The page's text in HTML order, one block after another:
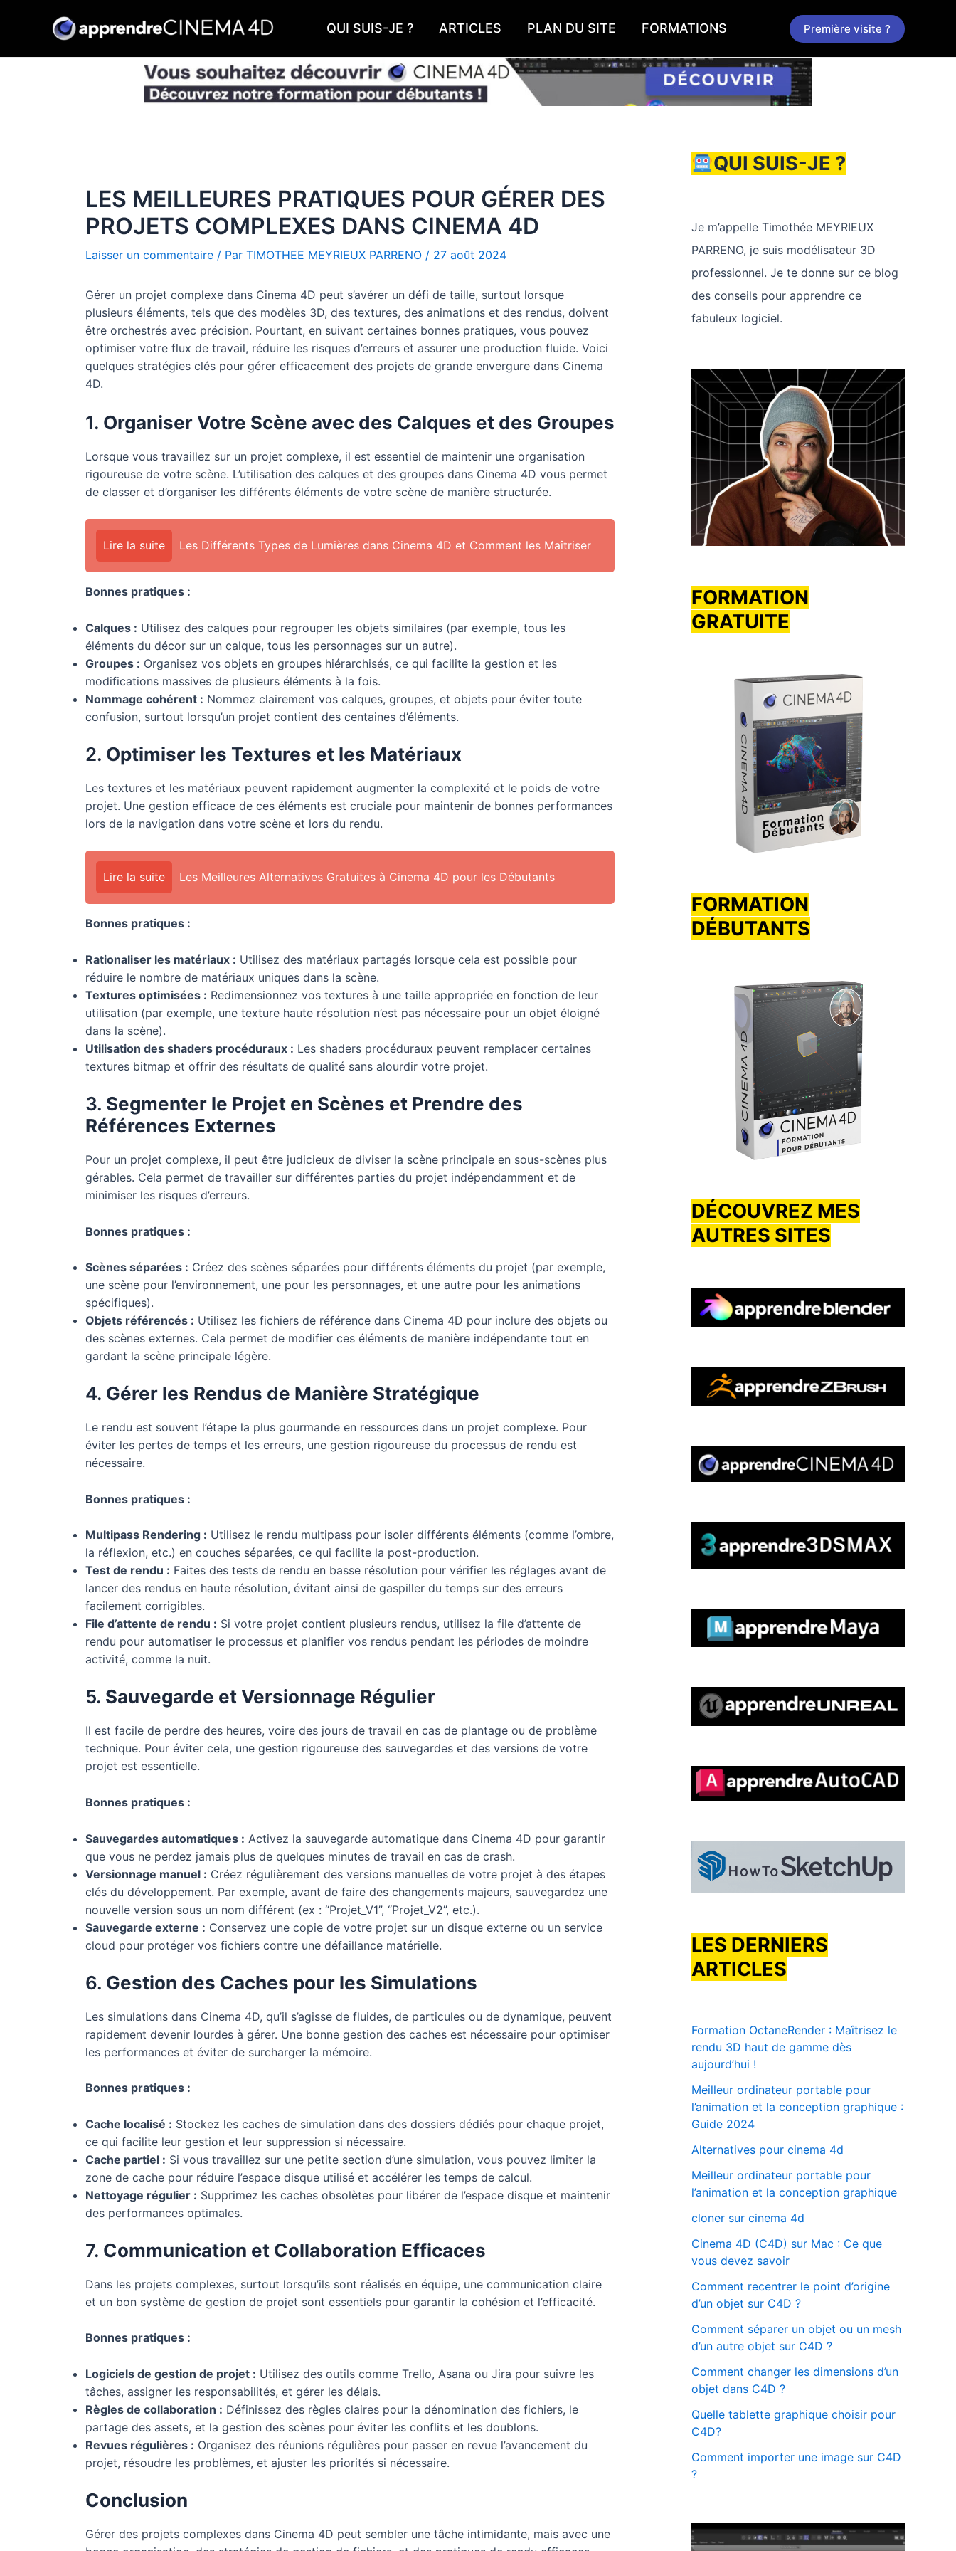
QUI SUIS-JE ? ARTICLES PLAN DU SITE FORMATIONS Première visite ?
LES MEILLEURES PRATIQUES POUR GÉRER DES
PROJETS COMPLEXES DANS CINEMA 4D
Laisser un commentaire / Par TIMOTHEE MEYRIEUX PARRENO / 27 août 2024
Gérer un projet complexe dans Cinema 4D peut s’avérer un défi de taille, surtout lorsque
plusieurs éléments, tels que des modèles 3D, des textures, des animations et des rendus, doivent
être orchestrés avec précision. Pourtant, en suivant certaines bonnes pratiques, vous pouvez
optimiser votre flux de travail, réduire les risques d’erreurs et assurer une production fluide. Voici
quelques stratégies clés pour gérer efficacement des projets de grande envergure dans Cinema
4D.
1. Organiser Votre Scène avec des Calques et des Groupes
Lorsque vous travaillez sur un projet complexe, il est essentiel de maintenir une organisation
rigoureuse de votre scène. L’utilisation des calques et des groupes dans Cinema 4D vous permet
de classer et d’organiser les différents éléments de votre scène de manière structurée.
Lire la suite Les Différents Types de Lumières dans Cinema 4D et Comment les Maîtriser
Bonnes pratiques :
Calques : Utilisez des calques pour regrouper les objets similaires (par exemple, tous les
éléments du décor sur un calque, tous les personnages sur un autre).
Groupes : Organisez vos objets en groupes hiérarchisés, ce qui facilite la gestion et les
modifications massives de plusieurs éléments à la fois.
Nommage cohérent : Nommez clairement vos calques, groupes, et objets pour éviter toute
confusion, surtout lorsqu’un projet contient des centaines d’éléments.
2. Optimiser les Textures et les Matériaux
Les textures et les matériaux peuvent rapidement augmenter la complexité et le poids de votre
projet. Une gestion efficace de ces éléments est cruciale pour maintenir de bonnes performances
lors de la navigation dans votre scène et lors du rendu.
Lire la suite Les Meilleures Alternatives Gratuites à Cinema 4D pour les Débutants
Bonnes pratiques :
Rationaliser les matériaux : Utilisez des matériaux partagés lorsque cela est possible pour
réduire le nombre de matériaux uniques dans la scène.
Textures optimisées : Redimensionnez vos textures à une taille appropriée en fonction de leur
utilisation (par exemple, une texture haute résolution n’est pas nécessaire pour un objet éloigné
dans la scène).
Utilisation des shaders procéduraux : Les shaders procéduraux peuvent remplacer certaines
textures bitmap et offrir des résultats de qualité sans alourdir votre projet.
3. Segmenter le Projet en Scènes et Prendre des
Références Externes
Pour un projet complexe, il peut être judicieux de diviser la scène principale en sous-scènes plus
gérables. Cela permet de travailler sur différentes parties du projet indépendamment et de
minimiser les risques d’erreurs.
Bonnes pratiques :
Scènes séparées : Créez des scènes séparées pour différents éléments du projet (par exemple,
une scène pour l’environnement, une pour les personnages, et une autre pour les animations
spécifiques).
Objets référencés : Utilisez les fichiers de référence dans Cinema 4D pour inclure des objets ou
des scènes externes. Cela permet de modifier ces éléments de manière indépendante tout en
gardant la scène principale légère.
4. Gérer les Rendus de Manière Stratégique
Le rendu est souvent l’étape la plus gourmande en ressources dans un projet complexe. Pour
éviter les pertes de temps et les erreurs, une gestion rigoureuse du processus de rendu est
nécessaire.
Bonnes pratiques :
Multipass Rendering : Utilisez le rendu multipass pour isoler différents éléments (comme l’ombre,
la réflexion, etc.) en couches séparées, ce qui facilite la post-production.
Test de rendu : Faites des tests de rendu en basse résolution pour vérifier les réglages avant de
lancer des rendus en haute résolution, évitant ainsi de gaspiller du temps sur des erreurs
facilement corrigibles.
File d’attente de rendu : Si votre projet contient plusieurs rendus, utilisez la file d’attente de
rendu pour automatiser le processus et planifier vos rendus pendant les périodes de moindre
activité, comme la nuit.
5. Sauvegarde et Versionnage Régulier
Il est facile de perdre des heures, voire des jours de travail en cas de plantage ou de problème
technique. Pour éviter cela, une gestion rigoureuse des sauvegardes et des versions de votre
projet est essentielle.
Bonnes pratiques :
Sauvegardes automatiques : Activez la sauvegarde automatique dans Cinema 4D pour garantir
que vous ne perdez jamais plus de quelques minutes de travail en cas de crash.
Versionnage manuel : Créez régulièrement des versions manuelles de votre projet à des étapes
clés du développement. Par exemple, avant de faire des changements majeurs, sauvegardez une
nouvelle version sous un nom différent (ex : “Projet_V1”, “Projet_V2”, etc.).
Sauvegarde externe : Conservez une copie de votre projet sur un disque externe ou un service
cloud pour protéger vos fichiers contre une défaillance matérielle.
6. Gestion des Caches pour les Simulations
Les simulations dans Cinema 4D, qu’il s’agisse de fluides, de particules ou de dynamique, peuvent
rapidement devenir lourdes à gérer. Une bonne gestion des caches est nécessaire pour optimiser
les performances et éviter de surcharger la mémoire.
Bonnes pratiques :
Cache localisé : Stockez les caches de simulation dans des dossiers dédiés pour chaque projet,
ce qui facilite leur gestion et leur suppression si nécessaire.
Cache partiel : Si vous travaillez sur une petite section d’une simulation, vous pouvez limiter la
zone de cache pour réduire l’espace disque utilisé et accélérer les temps de calcul.
Nettoyage régulier : Supprimez les caches obsolètes pour libérer de l’espace disque et maintenir
des performances optimales.
7. Communication et Collaboration Efficaces
Dans les projets complexes, surtout lorsqu’ils sont réalisés en équipe, une communication claire
et un bon système de gestion de projet sont essentiels pour garantir la cohésion et l’efficacité.
Bonnes pratiques :
Logiciels de gestion de projet : Utilisez des outils comme Trello, Asana ou Jira pour suivre les
tâches, assigner les responsabilités, et gérer les délais.
Règles de collaboration : Définissez des règles claires pour la dénomination des fichiers, le
partage des assets, et la gestion des scènes pour éviter les conflits et les doublons.
Revues régulières : Organisez des réunions régulières pour passer en revue l’avancement du
projet, résoudre les problèmes, et ajuster les priorités si nécessaire.
Conclusion
Gérer des projets complexes dans Cinema 4D peut sembler une tâche intimidante, mais avec une
QUI SUIS-JE ?
Je m’appelle Timothée MEYRIEUX
PARRENO, je suis modélisateur 3D
professionnel. Je te donne sur ce blog
des conseils pour apprendre ce
fabuleux logiciel.
FORMATION
GRATUITE
FORMATION
DÉBUTANTS
DÉCOUVREZ MES
AUTRES SITES
LES DERNIERS
ARTICLES
Formation OctaneRender : Maîtrisez le
rendu 3D haut de gamme dès
aujourd’hui !
Meilleur ordinateur portable pour
l’animation et la conception graphique :
Guide 2024
Alternatives pour cinema 4d
Meilleur ordinateur portable pour
l’animation et la conception graphique
cloner sur cinema 4d
Cinema 4D (C4D) sur Mac : Ce que
vous devez savoir
Comment recentrer le point d’origine
d’un objet sur C4D ?
Comment séparer un objet ou un mesh
d’un autre objet sur C4D ?
Comment changer les dimensions d’un
objet dans C4D ?
Quelle tablette graphique choisir pour
C4D?
Comment importer une image sur C4D
?